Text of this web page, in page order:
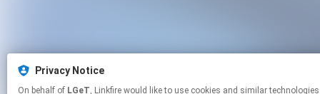
Privacy Notice
On behalf of LGeT , Linkfire would like to use cookies and similar